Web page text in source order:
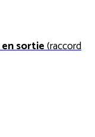
en sortie(raccord